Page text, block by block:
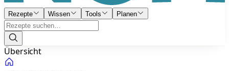
Rezepte Wissen Tools Planen
Übersicht